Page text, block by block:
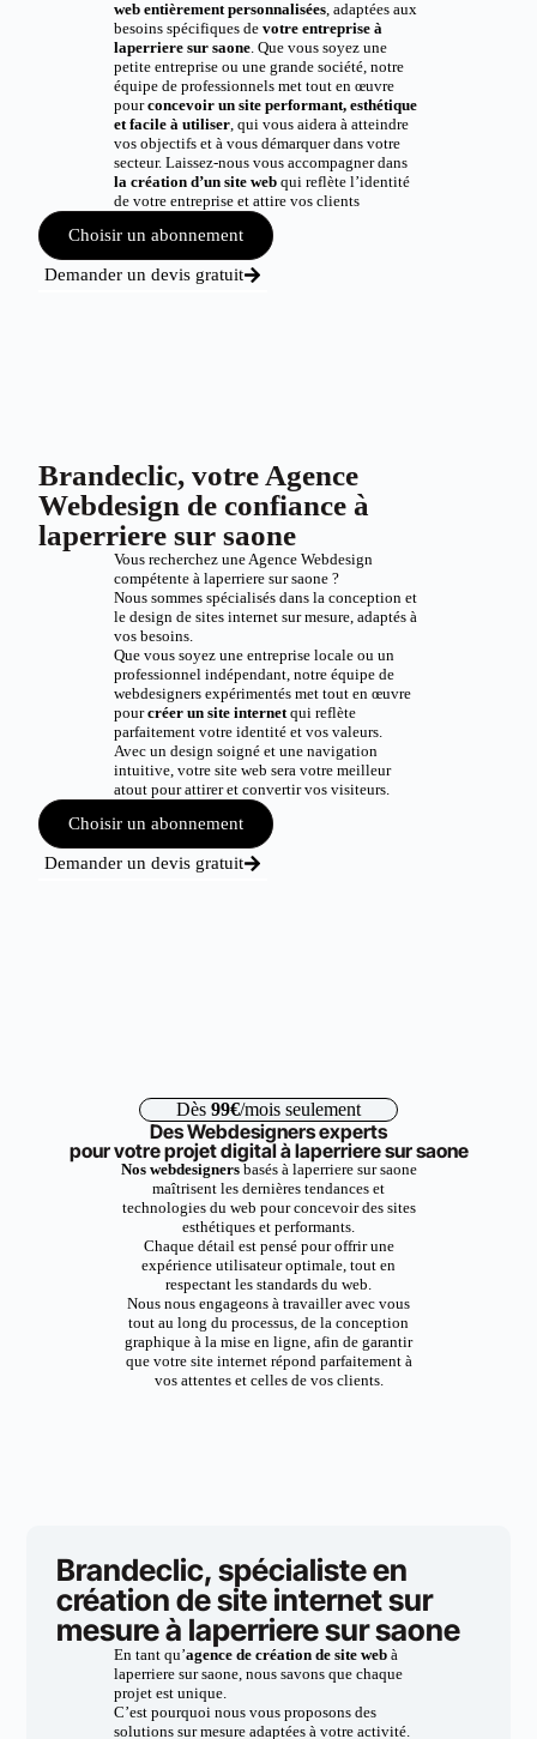
web entièrement personnalisées, adaptées aux
besoins spécifiques de votre entreprise à
laperriere sur saone. Que vous soyez une
petite entreprise ou une grande société, notre
équipe de professionnels met tout en œuvre
pourconcevoir un site performant, esthétique
et facile à utiliser, qui vous aidera à atteindre
vos objectifs et à vous démarquer dans votre
secteur. Laissez-nous vous accompagner dans
la création d’un site webqui reflète l’identité
de votre entreprise et attire vos clients
Choisir un abonnement
Demander un devis gratuit
Brandeclic, votre Agence
Webdesign de confiance à
laperriere sur saone
Vous recherchez une Agence Webdesign
compétente à laperriere sur saone ?
Nous sommes spécialisés dans la conception et
le design de sites internet sur mesure, adaptés à
vos besoins.
Que vous soyez une entreprise locale ou un
professionnel indépendant, notre équipe de
webdesigners expérimentés met tout en œuvre
pourcréer un site internetqui reflète
parfaitement votre identité et vos valeurs.
Avec un design soigné et une navigation
intuitive, votre site web sera votre meilleur
atout pour attirer et convertir vos visiteurs.
Choisir un abonnement
Demander un devis gratuit
Dès 99€/mois seulement
Des Webdesigners experts
pour votre projet digital à laperriere sur saone
Nos webdesignersbasés à laperriere sur saone
maîtrisent les dernières tendances et
technologies du web pour concevoir des sites
esthétiques et performants.
Chaque détail est pensé pour offrir une
expérience utilisateur optimale, tout en
respectant les standards du web.
Nous nous engageons à travailler avec vous
tout au long du processus, de la conception
graphique à la mise en ligne, afin de garantir
que votre site internet répond parfaitement à
vos attentes et celles de vos clients.
Brandeclic, spécialiste en
création de site internet sur
mesure à laperriere sur saone
En tant qu’agence de création de site webà
laperriere sur saone, nous savons que chaque
projet est unique.
C’est pourquoi nous vous proposons des
solutions sur mesure adaptées à votre activité.